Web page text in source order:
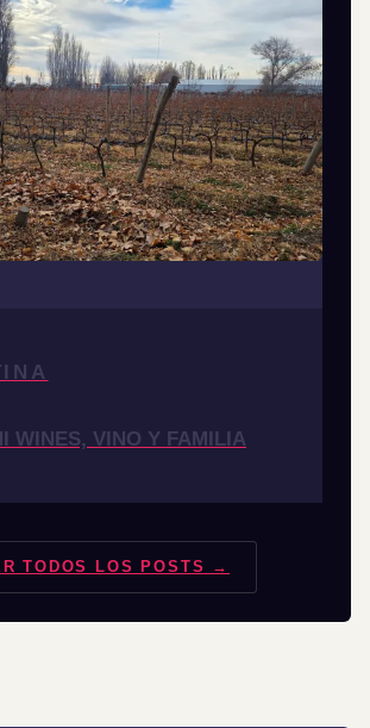
WINES, VINO Y FAMILIA
TODOS LOS POSTS →